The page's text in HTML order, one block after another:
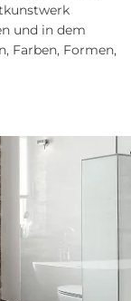
und in dem
Farben, Formen,